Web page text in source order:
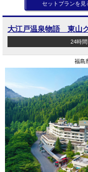
セットプランを見
大江戸温泉物語 東山
24時
福島